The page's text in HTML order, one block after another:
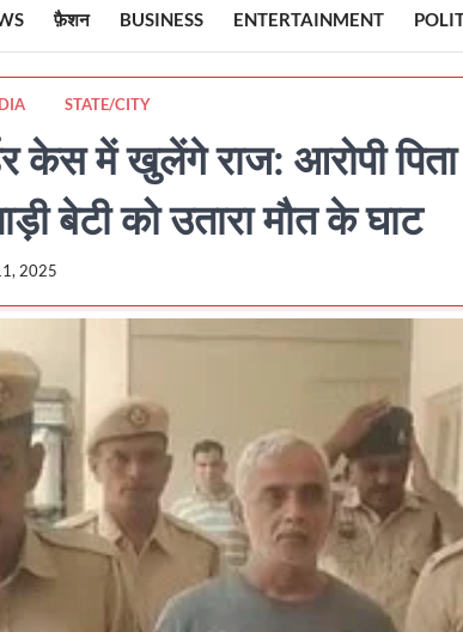
फ़ैशन BUSINESS ENTERTAINMENT
STATE/CITY
केस में खुलेंगे राज: आरोपी
बेटी को उतारा मौत के घाट
2025